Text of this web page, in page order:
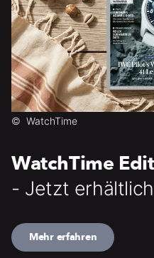
© WatchTime
WatchTime
- Jetzt erhältlich
Mehr erfahren